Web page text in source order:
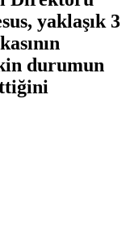
yaklaşık 3
durumun